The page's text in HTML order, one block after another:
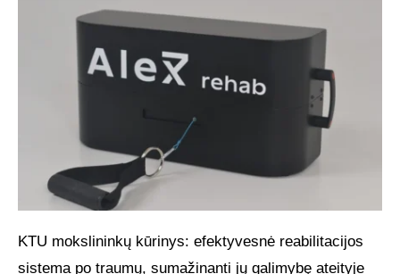
KTU mokslininkų kūrinys: efektyvesnė reabilitacijos
sistema po traumų, sumažinanti jų galimybę ateityje